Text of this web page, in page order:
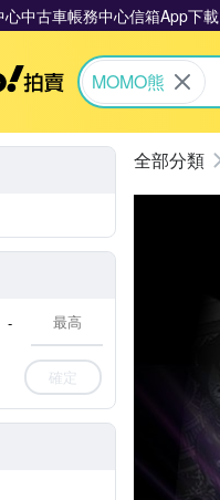
心中古車帳務中心信箱App下載
Yahoo拍賣
MOMO熊
-
確定